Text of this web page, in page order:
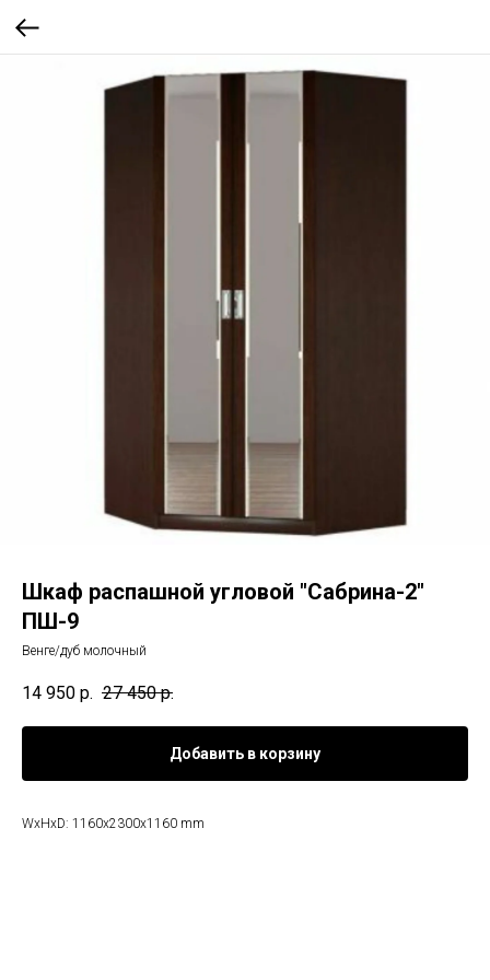
Шкаф распашной угловой "Сабрина-2"
ПШ-9
Венге/дуб молочный
14 950 р. 27 450 р.
Добавить в корзину
WxHxD: 1160x2300x1160 mm